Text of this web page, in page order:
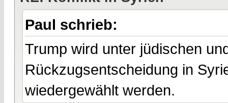
Paul schrieb:
Trump wird unter jüdischen
Rückzugsentscheidung in
wiedergewählt werden.